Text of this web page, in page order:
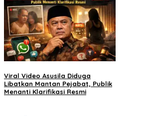
Viral Video Asusila Diduga
Libatkan Mantan Pejabat, Publik
Menanti Klarifikasi Resmi